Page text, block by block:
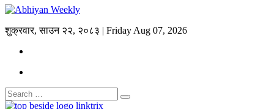
शुक्रवार, साउन २२, २०८३ | Friday Aug 07, 2026